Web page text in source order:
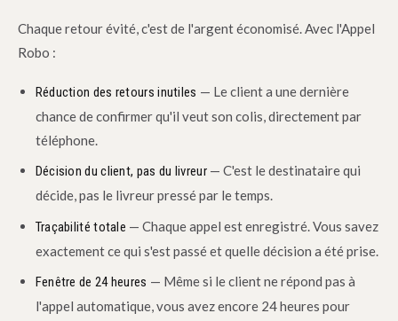
Chaque retour évité, c'est de l'argent économisé. Avec l'Appel
Robo :
Réduction des retours inutiles — Le client a une dernière
chance de confirmer qu'il veut son colis, directement par
téléphone.
Décision du client, pas du livreur— C'est le destinataire qui
décide, pas le livreur pressé par le temps.
Traçabilité totale — Chaque appel est enregistré. Vous savez
exactement ce qui s'est passé et quelle décision a été prise.
Fenêtre de 24 heures — Même si le client ne répond pas à
l'appel automatique, vous avez encore 24 heures pour